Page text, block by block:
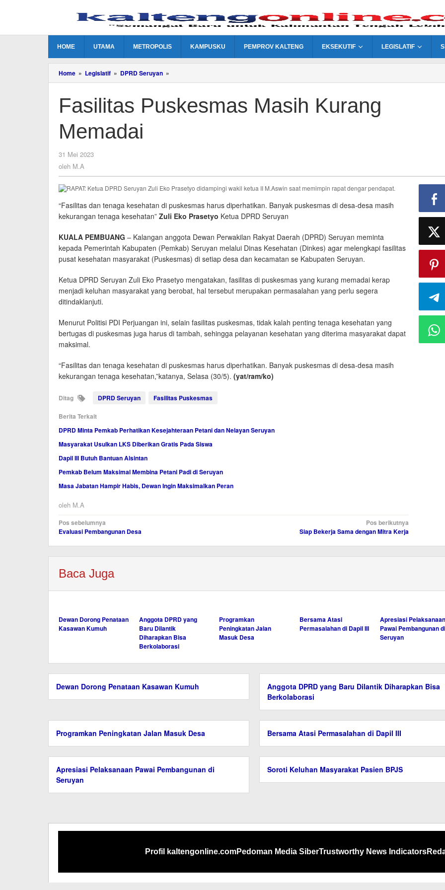
HOME UTAMA METROPOLIS KAMPUSKU PEMPROV KALTENG EKSEKUTIF LEGISLATIF
Home » Legislatif » DPRD Seruyan »
Puskesmas
Kurang
Memadai
Fasilitas Puskesmas Masih Kurang
Memadai
31 Mei 2023
oleh M.A
“Fasilitas dan tenaga kesehatan di puskesmas harus diperhatikan. Banyak puskesmas di desa-desa masih
kekurangan tenaga kesehatan” Zuli Eko Prasetyo Ketua DPRD Seruyan
KUALA PEMBUANG – Kalangan anggota Dewan Perwakilan Rakyat Daerah (DPRD) Seruyan meminta
kepada Pemerintah Kabupaten (Pemkab) Seruyan melalui Dinas Kesehatan (Dinkes) agar melengkapi fasilitas
pusat kesehatan masyarakat (Puskesmas) di setiap desa dan kecamatan se Kabupaten Seruyan.
Ketua DPRD Seruyan Zuli Eko Prasetyo mengatakan, fasilitas di puskesmas yang kurang memadai kerap
menjadi keluhan masyarakat yang berobat, hal tersebut merupakan permasalahan yang perlu segera
ditindaklanjuti.
Menurut Politisi PDI Perjuangan ini, selain fasilitas puskesmas, tidak kalah penting tenaga kesehatan yang
bertugas di puskesmas juga harus di tambah, sehingga pelayanan kesehatan yang diterima masyarakat dapat
maksimal.
“Fasilitas dan tenaga kesehatan di puskesmas harus diperhatikan. Banyak puskesmas di desa-desa masih
kekurangan tenaga kesehatan,”katanya, Selasa (30/5). (yat/ram/ko)
Ditag DPRD Seruyan Fasilitas Puskesmas
Berita Terkait
DPRD Minta Pemkab Perhatikan Kesejahteraan Petani dan Nelayan Seruyan
Masyarakat Usulkan LKS Diberikan Gratis Pada Siswa
Dapil III Butuh Bantuan Alsintan
Pemkab Belum Maksimal Membina Petani Padi di Seruyan
Masa Jabatan Hampir Habis, Dewan Ingin Maksimalkan Peran
oleh M.A
Navigasi
pos
Pos sebelumnya
Evaluasi Pembangunan Desa
Pos berikutnya
Siap Bekerja Sama dengan Mitra Kerja
Baca Juga
Dewan Dorong Penataan
Kasawan Kumuh
Anggota DPRD yang
Baru Dilantik
Diharapkan Bisa
Berkolaborasi
Programkan
Peningkatan Jalan
Masuk Desa
Bersama Atasi
Permasalahan di Dapil III
Apresiasi Pelaksanaan
Pawai Pembangunan di
Seruyan
Dewan Dorong Penataan Kasawan Kumuh
Anggota DPRD yang Baru Dilantik Diharapkan Bisa
Berkolaborasi
Programkan Peningkatan Jalan Masuk Desa Bersama Atasi Permasalahan di Dapil III
Apresiasi Pelaksanaan Pawai Pembangunan di
Seruyan
Soroti Keluhan Masyarakat Pasien BPJS
Profil kaltengonline.comPedoman Media SiberTrustworthy News Indicators